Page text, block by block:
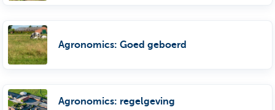
Agronomics: Goed geboerd
Agronomics: regelgeving